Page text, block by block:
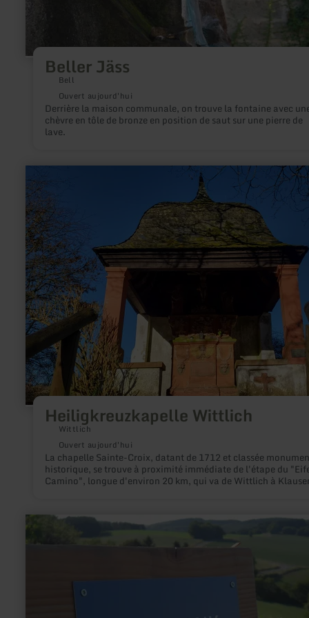
Beller Jäss
Bell
Ouvert aujourd'hui
Derrière la maison communale, on trouve la fontaine avec
chèvre en tôle de bronze en position de saut sur une pierre de
lave.
Heiligkreuzkapelle Wittlich
Wittlich
Ouvert aujourd'hui
La chapelle Sainte-Croix, datant de 1712 et classée
historique, se trouve à proximité immédiate de l'étape du
Camino", longue d'environ 20 km, qui va de Wittlich à
savoir
plus
sur
:
Heiligkreuzkapelle
Wittlich
savoir
plus